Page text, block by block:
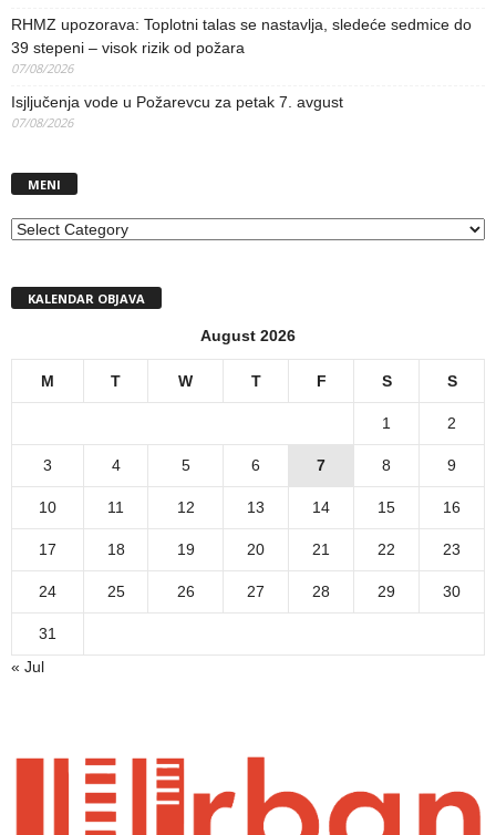
RHMZ upozorava: Toplotni talas se nastavlja, sledeće sedmice do
39 stepeni – visok rizik od požara
07/08/2026
Isjljučenja vode u Požarevcu za petak 7. avgust
07/08/2026
MENI
MENI
KALENDAR OBJAVA
August 2026
M T W T F S S
1 2
3 4 5 6 7 8 9
10 11 12 13 14 15 16
17 18 19 20 21 22 23
24 25 26 27 28 29 30
31
« Jul